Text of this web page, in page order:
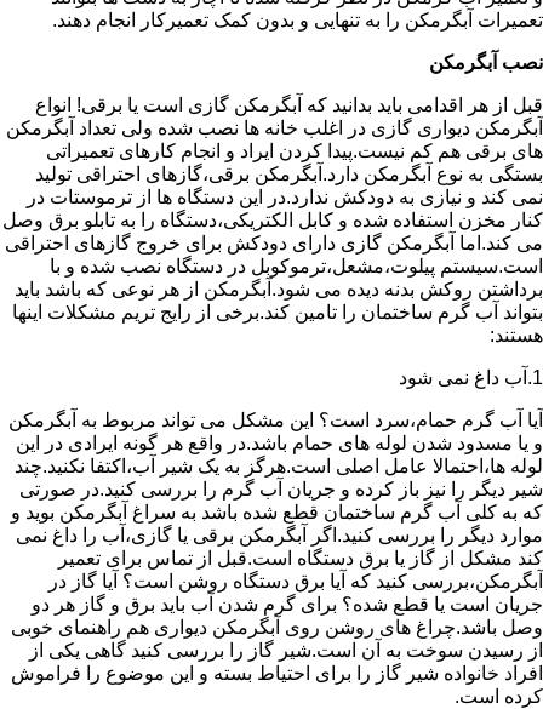
تعمیرات آبگرمکن را به تنهایی و بدون کمک تعمیرکار انجام دهند.
نصب آبگرمکن
قبل از هر اقدامی باید بدانید که آبگرمکن گازی است یا برقی! انواع
آبگرمکن دیواری گازی در اغلب خانه ها نصب شده ولی تعداد آبگرمکن
های برقی هم کم نیست.پیدا کردن ایراد و انجام کارهای تعمیراتی
بستگی به نوع آبگرمکن دارد.آبگرمکن برقی،گازهای احتراقی تولید
نمی کند و نیازی به دودکش ندارد.در این دستگاه ها از ترموستات در
کنار مخزن استفاده شده و کابل الکتریکی،دستگاه را به تابلو برق وصل
می کند.اما آبگرمکن گازی دارای دودکش برای خروج گازهای احتراقی
است.سیستم پیلوت،مشعل،ترموکوبل در دستگاه نصب شده و با
برداشتن روکش بدنه دیده می شود.آبگرمکن از هر نوعی که باشد باید
بتواند آب گرم ساختمان را تامین کند.برخی از رایج تریم مشکلات اینها
هستند:
1.آب داغ نمی شود
آیا آب گرم حمام،سرد است؟ این مشکل می تواند مربوط به آبگرمکن
و یا مسدود شدن لوله های حمام باشد.در واقع هر گونه ایرادی در این
لوله ها،احتمالا عامل اصلی است.هرگز به یک شیر آب،اکتفا نکنید.چند
شیر دیگر را نیز باز کرده و جریان آب گرم را بررسی کنید.در صورتی
که به کلی آب گرم ساختمان قطع شده باشد به سراغ آبگرمکن بوید و
موارد دیگر را بررسی کنید.اگر آبگرمکن برقی یا گازی،آب را داغ نمی
کند مشکل از گاز یا برق دستگاه است.قبل از تماس برای تعمیر
آبگرمکن،بررسی کنید که آیا برق دستگاه روشن است؟ آیا گاز در
جریان است یا قطع شده؟ برای گرم شدن آب باید برق و گاز هر دو
وصل باشد.چراغ های روشن روی آبگرمکن دیواری هم راهنمای خوبی
از رسیدن سوخت به آن است.شیر گاز را بررسی کنید گاهی یکی از
افراد خانواده شیر گاز را برای احتیاط بسته و این موضوع را فراموش
کرده است.